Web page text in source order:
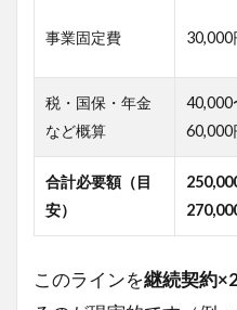
事業固定費 30,000
税・国保・年金
など概算
40,000
60,000
合計必要額（目
安）
このラインを継続契約